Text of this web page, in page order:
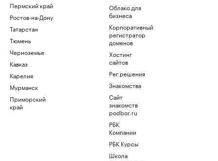
Пермский край
Ростов-на-Дону
Татарстан
Тюмень
Черноземье
Кавказ
Карелия
Мурманск
Приморский
край
Облако для
бизнеса
Корпоративный
регистратор
доменов
Хостинг
сайтов
Рег.решения
Знакомства
Сайт
знакомств
podbor.ru
РБК
Компании
РБК Курсы
Школа